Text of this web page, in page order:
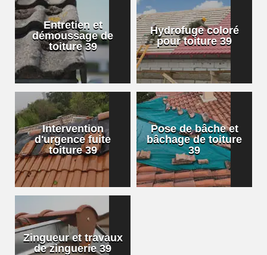
Entretien et
démoussage de
toiture 39
Hydrofuge coloré
pour toiture 39
Intervention
d'urgence fuite
toiture 39
Pose de bâche et
bâchage de toiture
39
Zingueur et travaux
de zinguerie 39